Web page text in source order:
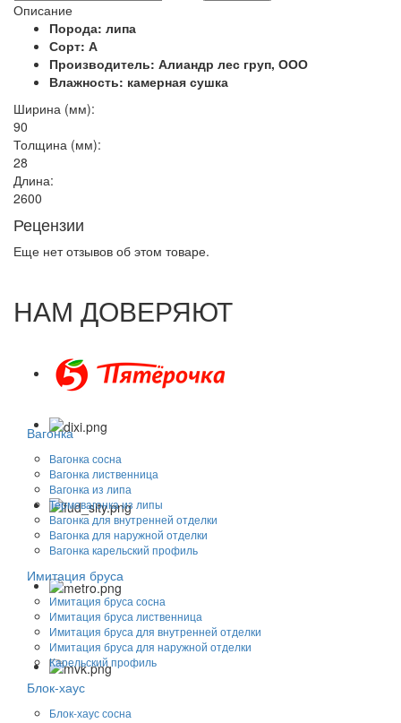
Описание
Порода: липа
Сорт: А
Производитель: Алиандр лес груп, ООО
Влажность: камерная сушка
Ширина (мм):
90
Толщина (мм):
28
Длина:
2600
Рецензии
Еще нет отзывов об этом товаре.
НАМ ДОВЕРЯЮТ
Вагонка
Вагонка сосна
Вагонка лиственница
Вагонка из липа
Термовагонка из липы
Вагонка для внутренней отделки
Вагонка для наружной отделки
Вагонка карельский профиль
Имитация бруса
Имитация бруса сосна
Имитация бруса лиственница
Имитация бруса для внутренней отделки
Имитация бруса для наружной отделки
Карельский профиль
Блок-хаус
Блок-хаус сосна